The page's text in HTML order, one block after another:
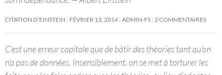
CITATION D’EINSTEIN FÉVRIER 13, 2014 ADMIN-FS 2 COMMENTAIRES
C’est une erreur capitale que de bâtir des théories tant qu’on
n’a pas de données. Insensiblement, on se met à torturer les